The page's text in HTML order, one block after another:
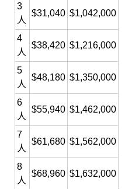
3
人
$31,040 $1,042,000
4
人
$38,420 $1,216,000
5
人
$48,180 $1,350,000
6
人
$55,940 $1,462,000
7
人
$61,680 $1,562,000
8
人
$68,960 $1,632,000